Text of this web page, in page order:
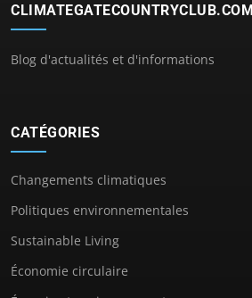
CLIMATEGATECOUNTRYCLUB.COM
Blog d'actualités et d'informations
CATÉGORIES
Changements climatiques
Politiques environnementales
Sustainable Living
Économie circulaire